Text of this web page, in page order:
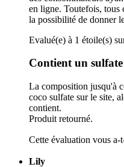
en ligne. Toutefois, tous
la possibilité de donner
Evalué(e) à 1 étoile(s)
Contient un sulfate
La composition jusqu'à
coco sulfate sur le site,
contient.
Produit retourné.
Cette évaluation vous a-
Lily